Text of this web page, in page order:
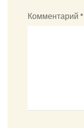
Комментарий *